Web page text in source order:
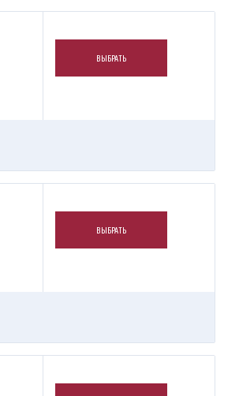
ВЫБРАТЬ
ВЫБРАТЬ